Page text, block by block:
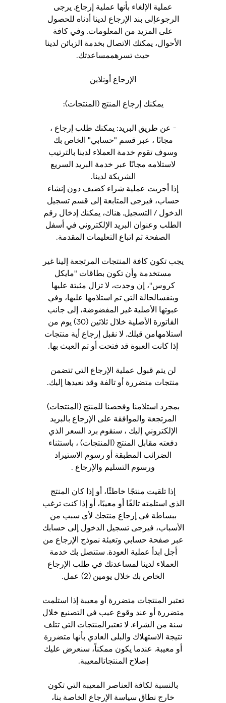
عملية الإلغاء بأنها عملية إرجاع. يرجى
الرجوعإلى بند الإرجاع لدينا أدناه للحصول
على المزيد من المعلومات. وفي كافة
الأحوال، يمكنك الاتصال بخدمة الزبائن لدينا
حيث تسرهممساعدتك.
الإرجاع أونلاين
يمكنك إرجاع المنتج (المنتجات):
- عن طريق البريد: يمكنك طلب إرجاع ،
مجانًا ، عبر قسم "حسابي" الخاص بك
وسوف تقوم خدمة العملاء لدينا بالترتيب
لاستلامه مجانًا عبر خدمة البريد السريع
الشريكة لدينا.
إذا أجريت عملية شراء كضيف دون إنشاء
حساب، فيرجى المتابعة إلى قسم تسجيل
الدخول / التسجيل. هناك، يمكنك إدخال رقم
الطلب وعنوان البريد الإلكتروني في أسفل
الصفحة ثم اتباع التعليمات المقدمة.
يجب تكون كافة المنتجات المرتجعة إلينا غير
مستخدمة وأن تكون بطاقات "مايكل
كروس"، إن وجدت، لا تزال مثبتة عليها
وبنفسالحالة التي تم استلامها عليها، وفي
عبوتها الأصلية غير المفضوضة، إلى جانب
الفاتورة الأصلية خلال ثلاثين (30) يوم من
استلامهامن قبلك. لا نقبل إرجاع أية منتجات
إذا كانت العبوة قد فتحت أو تم العبث بها.
لن يتم قبول عملية الإرجاع التي تتضمن
منتجات متضررة أو تالفة وقد نعيدها إليك.
بمجرد استلامنا وفحصنا للمنتج (المنتجات)
المرتجعة والموافقة على الإرجاع بالبريد
الإلكتروني إليك ، سنقوم برد السعر الذي
دفعته مقابل المنتج (المنتجات) ، باستثناء
الضرائب المطبقة أو رسوم الاستيراد
ورسوم التسليم والإرجاع .
إذا تلقيت منتجًا خاطئًا، أو إذا كان المنتج
الذي استلمته تالفًا أو معيبًا، أو إذا كنت ترغب
ببساطة في إرجاع منتجك لأي سبب من
الأسباب، فيرجى تسجيل الدخول إلى حسابك
عبر صفحة حسابي وتعبئة نموذج الإرجاع من
أجل ابدأ عملية العودة. ستتصل بك خدمة
العملاء لدينا لمساعدتك في طلب الإرجاع
الخاص بك خلال يومين (2) عمل.
تعتبر المنتجات متضررة أو معيبة إذا استلمت
متضررة أو عند وقوع عيب في التصنيع خلال
سنة من الشراء. لا تعتبرالمنتجات التي تتلف
نتيجة الاستهلاك والبلى العادي بأنها متضررة
أو معيبة. عندما يكون ممكناً، سنعرض عليك
إصلاح المنتجاتالمعيبة.
بالنسبة لكافة العناصر المعيبة التي تكون
خارج نطاق سياسة الإرجاع الخاصة بنا،